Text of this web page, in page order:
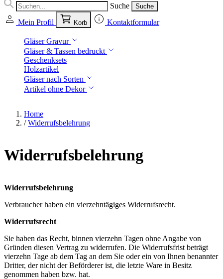
Suche Suche
Mein Profil Korb Kontaktformular
Gläser Gravur
Gläser & Tassen bedruckt
Geschenksets
Holzartikel
Gläser nach Sorten
Artikel ohne Dekor
Home
/ Widerrufsbelehrung
Widerrufsbelehrung
Widerrufsbelehrung
Verbraucher haben ein vierzehntägiges Widerrufsrecht.
Widerrufsrecht
Sie haben das Recht, binnen vierzehn Tagen ohne Angabe von
Gründen diesen Vertrag zu widerrufen. Die Widerrufsfrist beträgt
vierzehn Tage ab dem Tag an dem Sie oder ein von Ihnen benannter
Dritter, der nicht der Beförderer ist, die letzte Ware in Besitz
genommen haben bzw. hat.